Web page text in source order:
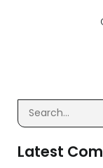
Latest